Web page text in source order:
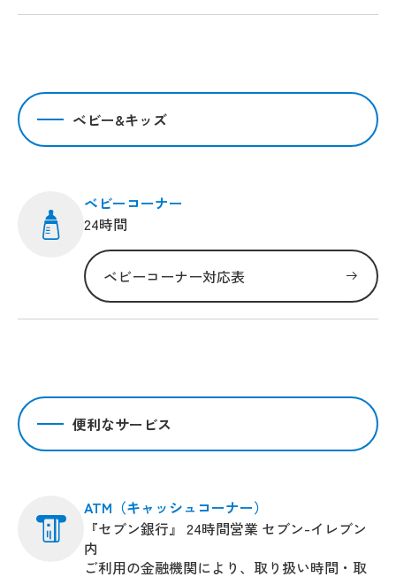
ベビー&キッズ
ベビーコーナー
24時間
ベビーコーナー対応表
便利なサービス
ATM（キャッシュコーナー）
『セブン銀行』 24時間営業 セブン-イレブン
内
ご利用の金融機関により、取り扱い時間・取